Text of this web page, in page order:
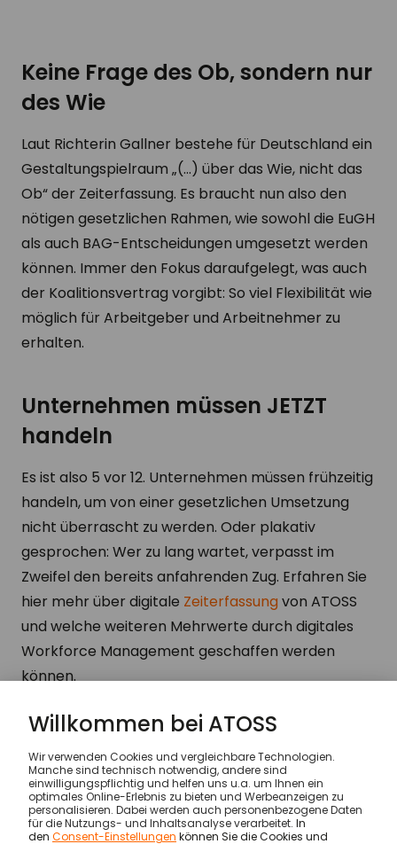
Keine Frage des Ob, sondern nur
des Wie
Laut Richterin Gallner bestehe für Deutschland ein
Gestaltungspielraum „(…) über das Wie, nicht das
Ob“ der Zeiterfassung. Es braucht nun also den
nötigen gesetzlichen Rahmen, wie sowohl die EuGH
als auch BAG-Entscheidungen umgesetzt werden
können. Immer den Fokus daraufgelegt, was auch
der Koalitionsvertrag vorgibt: So viel Flexibilität wie
möglich für Arbeitgeber und Arbeitnehmer zu
erhalten.
Unternehmen müssen JETZT
handeln
Es ist also 5 vor 12. Unternehmen müssen frühzeitig
handeln, um von einer gesetzlichen Umsetzung
nicht überrascht zu werden. Oder plakativ
gesprochen: Wer zu lang wartet, verpasst im
Zweifel den bereits anfahrenden Zug. Erfahren Sie
hier mehr über digitale Zeiterfassung von ATOSS
und welche weiteren Mehrwerte durch digitales
Workforce Management geschaffen werden
können.
Wissen & Inspiration … Arbeitszeiterfassung wird
© ATOSS Software SE